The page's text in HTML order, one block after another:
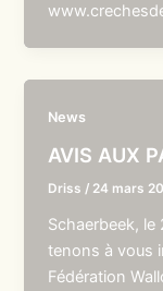
News
AVIS AUX
Driss / 24 mars
Schaerbeek,
tenons à vous
Fédération